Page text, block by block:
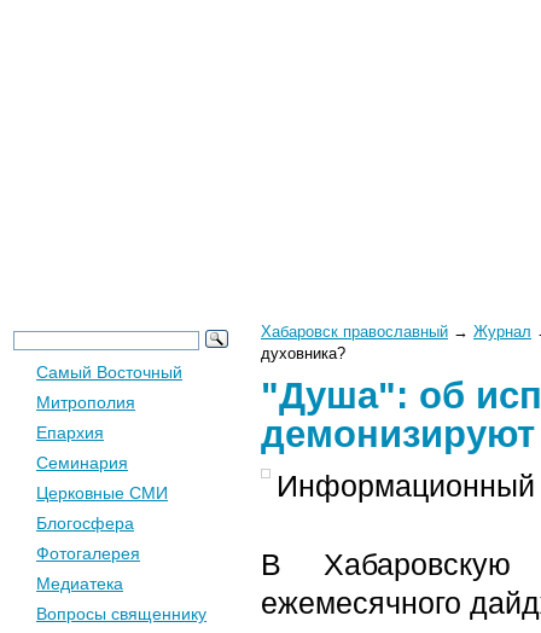
Хабаровск православный → Журнал
духовника?
"Душа": об
Информационный
В Хабаровскую
ежемесячного
Самый Восточный
Митрополия
Епархия
Семинария
Церковные СМИ
Блогосфера
Фотогалерея
Медиатека
Вопросы священнику